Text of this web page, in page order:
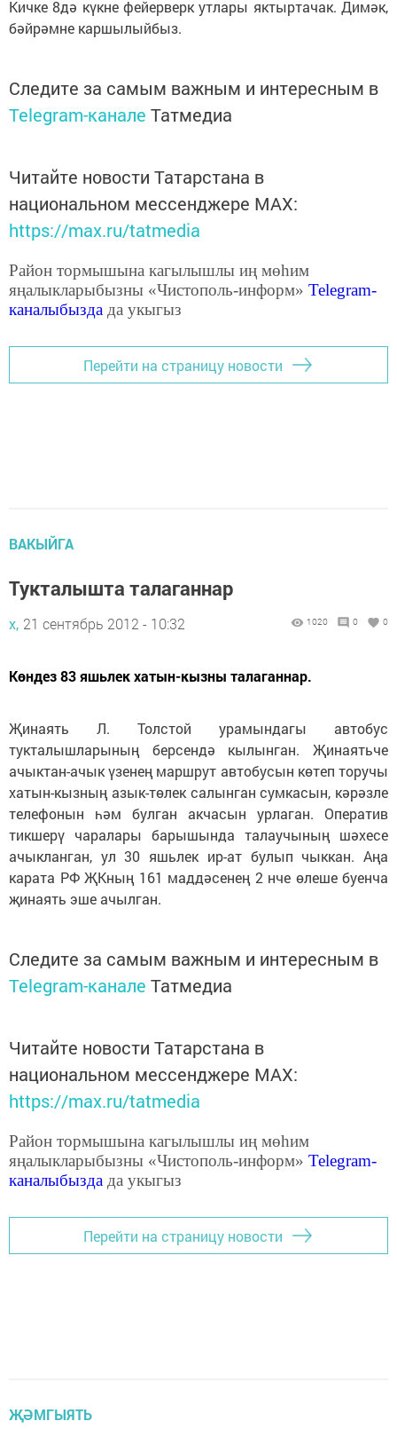
Кичке 8дә күкне фейерверк утлары яктыртачак. Димәк,
бәйрәмне каршылыйбыз.
Следите за самым важным и интересным в
Telegram-канале Татмедиа
Читайте новости Татарстана в
национальном мессенджере MАХ:
https://max.ru/tatmedia
Район тормышына кагылышлы иң мөһим
яңалыкларыбызны «Чистополь-информ» Telegram-
каналыбызда да укыгыз
Перейти на страницу новости
ВАКЫЙГА
Тукталышта талаганнар
х, 21 сентябрь 2012 - 10:32 1020 0 0
Көндез 83 яшьлек хатын-кызны талаганнар.
Җинаять Л. Толстой урамындагы автобус
тукталышларының берсендә кылынган. Җинаятьче
ачыктан-ачык үзенең маршрут автобусын көтеп торучы
хатын-кызның азык-төлек салынган сумкасын, кәрәзле
телефонын һәм булган акчасын урлаган. Оператив
тикшерү чаралары барышында талаучының шәхесе
ачыкланган, ул 30 яшьлек ир-ат булып чыккан. Аңа
карата РФ ҖКның 161 маддәсенең 2 нче өлеше буенча
җинаять эше ачылган.
Следите за самым важным и интересным в
Telegram-канале Татмедиа
Читайте новости Татарстана в
национальном мессенджере MАХ:
https://max.ru/tatmedia
Район тормышына кагылышлы иң мөһим
яңалыкларыбызны «Чистополь-информ» Telegram-
каналыбызда да укыгыз
Перейти на страницу новости
ҖӘМГЫЯТЬ